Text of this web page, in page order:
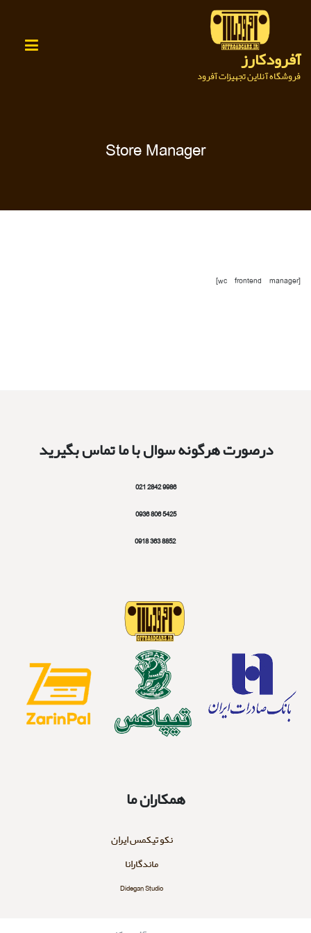
آفرودکارز
فروشگاه آنلاین تجهیزات آفرود
Store Manager
[wc_frontend_manager]
درصورت هرگونه سوال با ما تماس بگیرید
9986 2842 021
5425 806 0936
8852 363 0918
همکاران ما
نکو تیکمس ایران
ماندگارانا
Didegan Studio